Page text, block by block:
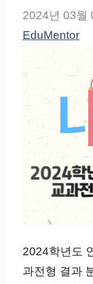
2024년 03월
EduMentor
2024학년도
과전형 결과